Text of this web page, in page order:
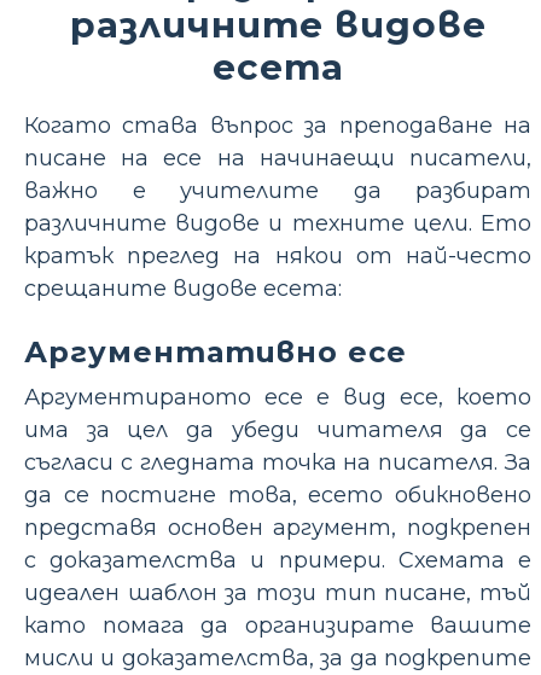
различните видове
есета
Когато става въпрос за преподаване на
писане на есе на начинаещи писатели,
важно е учителите да разбират
различните видове и техните цели. Ето
кратък преглед на някои от най-често
срещаните видове есета:
Аргументативно есе
Аргументираното есе е вид есе, което
има за цел да убеди читателя да се
съгласи с гледната точка на писателя. За
да се постигне това, есето обикновено
представя основен аргумент, подкрепен
с доказателства и примери. Схемата е
идеален шаблон за този тип писане, тъй
като помага да организирате вашите
мисли и доказателства, за да подкрепите